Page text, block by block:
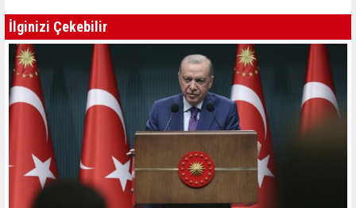
İlginizi Çekebilir